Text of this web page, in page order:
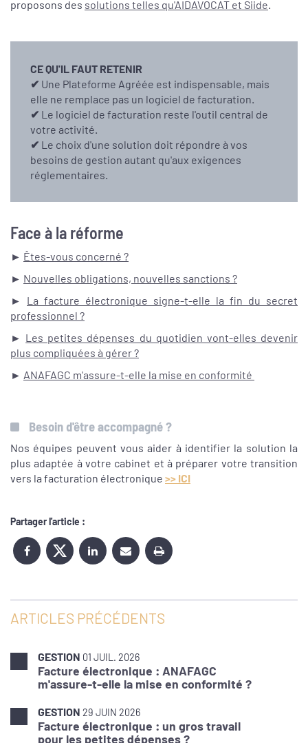
proposons des solutions telles qu'AIDAVOCAT et Siide
CE QU'IL FAUT RETENIR
✔ Une Plateforme Agréée est indispensable, mais
elle ne remplace pas un logiciel de facturation.
✔ Le logiciel de facturation reste l'outil central de
votre activité.
✔ Le choix d'une solution doit répondre à vos
besoins de gestion autant qu'aux exigences
réglementaires.
Face à la réforme
► Êtes-vous concerné ?
► Nouvelles obligations, nouvelles sanctions ?
►
La facture électronique signe-t-elle la fin du secret
professionnel ?
► Les petites dépenses du quotidien vont-elles devenir
plus compliquées à gérer ?
► ANAFAGC m'assure-t-elle la mise en conformité
Besoin d'être accompagné ?
Nos équipes peuvent vous aider à identifier la solution la
plus adaptée à votre cabinet et à préparer votre transition
vers la facturation électronique >> ICI
Partager l'article :
ARTICLES PRÉCÉDENTS
GESTION 01 JUIL. 2026
Facture électronique : ANAFAGC
m'assure-t-elle la mise en conformité ?
GESTION 29 JUIN 2026
Facture électronique : un gros travail
pour les petites dépenses ?